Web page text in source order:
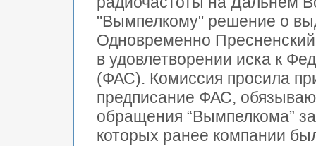
"Вымпелкому" решение о
Одновременно
в удовлетворении иска к
(ФАС). Комиссия просила
предписание ФАС,
обращения “Вымпелкома”
которых ранее компании